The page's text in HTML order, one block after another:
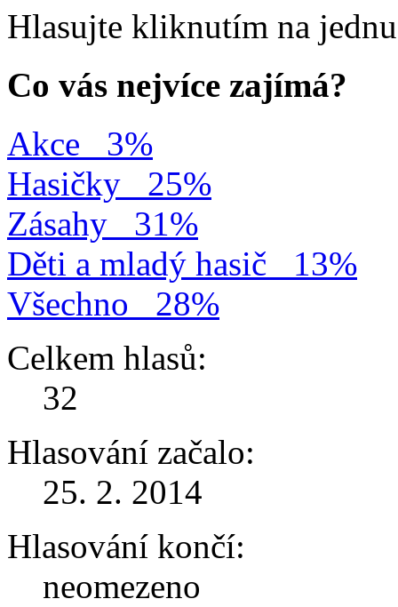
Hlasujte kliknutím na
Co vás nejvíce zajímá?
Akce
3%
Hasičky
25%
Zásahy
31%
Děti a mladý hasič
13%
Všechno
28%
Celkem hlasů:
32
Hlasování začalo:
25. 2. 2014
Hlasování končí:
neomezeno